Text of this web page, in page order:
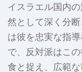
イスラエル国内
然として深く分
は彼を忠実な指
で、反対派はこ
食と捉え、広範